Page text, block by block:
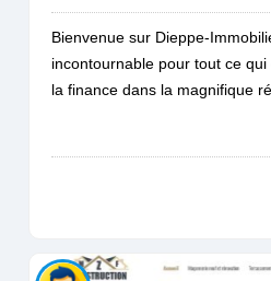
Bienvenue sur Dieppe-
incontournable pour tout ce
la finance dans la magnifique